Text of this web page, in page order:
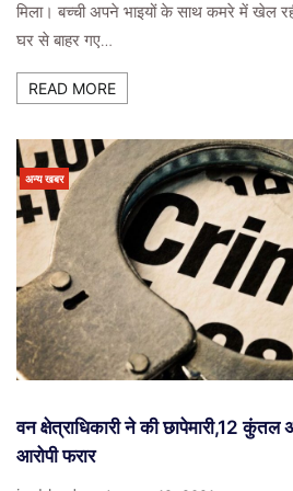
मिला। बच्ची अपने भाइयों के साथ कमरे में खेल
घर से बाहर गए…
READ MORE
अन्य खबर
वन क्षेत्राधिकारी ने की छापेमारी,12
आरोपी फरार